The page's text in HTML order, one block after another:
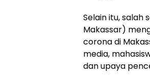
​Selain itu, salah
Makassar)
corona di
media,
dan upaya